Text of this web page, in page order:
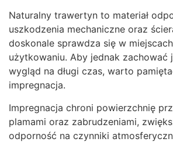
Naturalny trawertyn to materiał
uszkodzenia mechaniczne oraz
doskonale sprawdza się w
użytkowaniu. Aby jednak zachować
wygląd na długi czas, warto
impregnacja.
Impregnacja chroni powierzchnię
plamami oraz zabrudzeniami,
odporność na czynniki